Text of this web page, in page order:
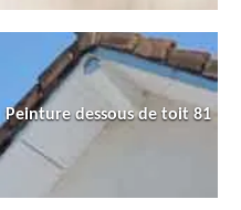
Peinture dessous de toit 81